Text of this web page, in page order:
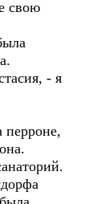
свою
- я
перроне,